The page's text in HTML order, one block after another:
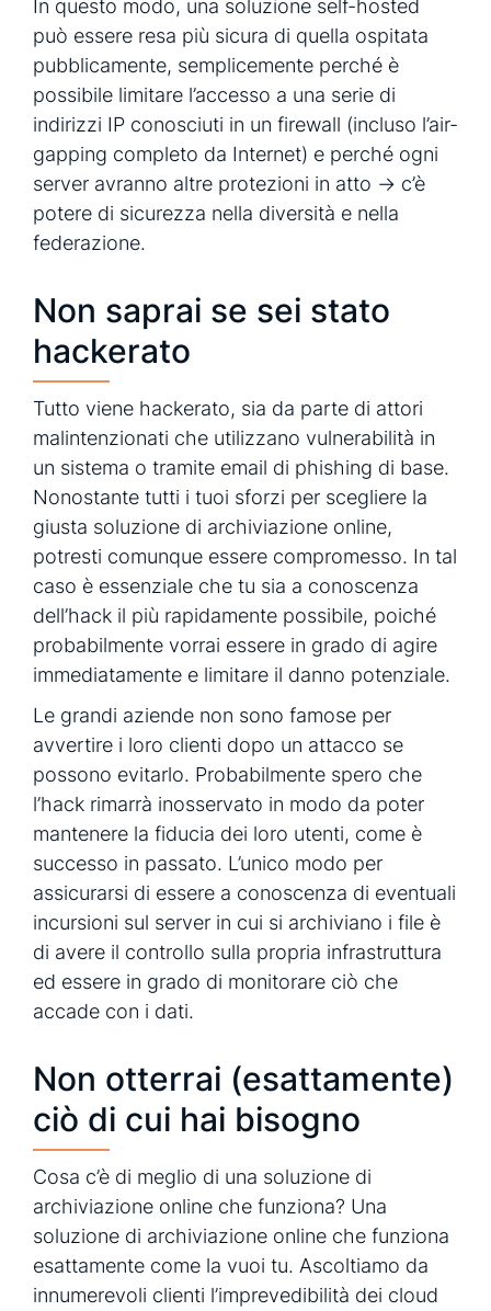
In questo modo, una soluzione self-hosted
può essere resa più sicura di quella ospitata
pubblicamente, semplicemente perché è
possibile limitare l’accesso a una serie di
indirizzi IP conosciuti in un firewall (incluso l’air-
gapping completo da Internet) e perché ogni
server avranno altre protezioni in atto -> c’è
potere di sicurezza nella diversità e nella
federazione.
Non saprai se sei stato
hackerato
Tutto viene hackerato, sia da parte di attori
malintenzionati che utilizzano vulnerabilità in
un sistema o tramite email di phishing di base.
Nonostante tutti i tuoi sforzi per scegliere la
giusta soluzione di archiviazione online,
potresti comunque essere compromesso. In tal
caso è essenziale che tu sia a conoscenza
dell’hack il più rapidamente possibile, poiché
probabilmente vorrai essere in grado di agire
immediatamente e limitare il danno potenziale.
Le grandi aziende non sono famose per
avvertire i loro clienti dopo un attacco se
possono evitarlo. Probabilmente spero che
l’hack rimarrà inosservato in modo da poter
mantenere la fiducia dei loro utenti, come è
successo in passato. L’unico modo per
assicurarsi di essere a conoscenza di eventuali
incursioni sul server in cui si archiviano i file è
di avere il controllo sulla propria infrastruttura
ed essere in grado di monitorare ciò che
accade con i dati.
Non otterrai (esattamente)
ciò di cui hai bisogno
Cosa c’è di meglio di una soluzione di
archiviazione online che funziona? Una
soluzione di archiviazione online che funziona
esattamente come la vuoi tu. Ascoltiamo da
innumerevoli clienti l’imprevedibilità dei cloud